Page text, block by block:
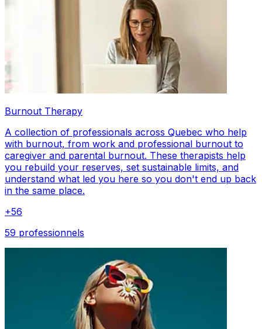
Burnout Therapy
A collection of professionals across Quebec who help
with burnout, from work and professional burnout to
caregiver and parental burnout. These therapists help
you rebuild your reserves, set sustainable limits, and
understand what led you here so you don't end up back
in the same place.
+56
59 professionnels